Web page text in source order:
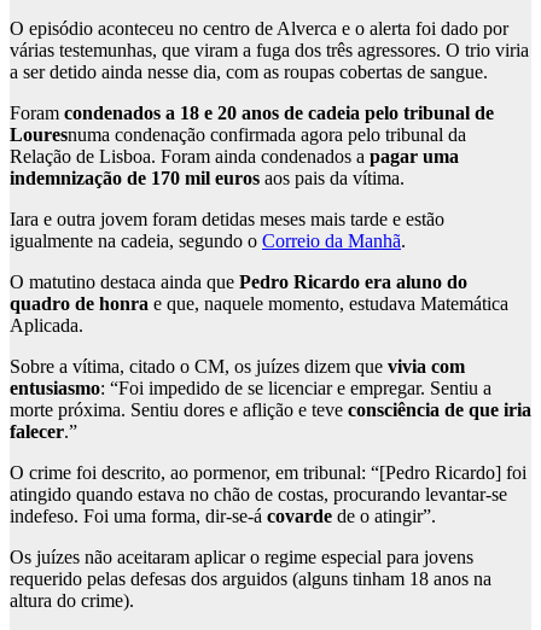
O episódio aconteceu no centro de Alverca e o alerta foi dado por
várias testemunhas, que viram a fuga dos três agressores. O trio viria
a ser detido ainda nesse dia, com as roupas cobertas de sangue.
Foram condenados a 18 e 20 anos de cadeia pelo tribunal de
Louresnuma condenação confirmada agora pelo tribunal da
Relação de Lisboa. Foram ainda condenados a pagar uma
indemnização de 170 mil euros aos pais da vítima.
Iara e outra jovem foram detidas meses mais tarde e estão
igualmente na cadeia, segundo o Correio da Manhã.
O matutino destaca ainda que Pedro Ricardo era aluno do
quadro de honra e que, naquele momento, estudava Matemática
Aplicada.
Sobre a vítima, citado o CM, os juízes dizem que vivia com
entusiasmo: “Foi impedido de se licenciar e empregar. Sentiu a
morte próxima. Sentiu dores e aflição e teve consciência de que iria
falecer.”
O crime foi descrito, ao pormenor, em tribunal: “[Pedro Ricardo] foi
atingido quando estava no chão de costas, procurando levantar-se
indefeso. Foi uma forma, dir-se-á covarde de o atingir”.
Os juízes não aceitaram aplicar o regime especial para jovens
requerido pelas defesas dos arguidos (alguns tinham 18 anos na
altura do crime).